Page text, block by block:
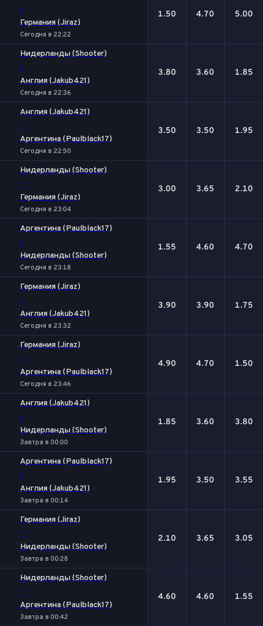
-
Германия (Jiraz)
Сегодня в 22:22
1.50 4.70 5.00
Нидерланды (Shooter)
-
Англия (Jakub421)
Сегодня в 22:36
3.80 3.60 1.85
Англия (Jakub421)
-
Аргентина (Paulblack17)
Сегодня в 22:50
3.50 3.50 1.95
Нидерланды (Shooter)
-
Германия (Jiraz)
Сегодня в 23:04
3.00 3.65 2.10
Аргентина (Paulblack17)
-
Нидерланды (Shooter)
Сегодня в 23:18
1.55 4.60 4.70
Германия (Jiraz)
-
Англия (Jakub421)
Сегодня в 23:32
3.90 3.90 1.75
Германия (Jiraz)
-
Аргентина (Paulblack17)
Сегодня в 23:46
4.90 4.70 1.50
Англия (Jakub421)
-
Нидерланды (Shooter)
Завтра в 00:00
1.85 3.60 3.80
Аргентина (Paulblack17)
-
Англия (Jakub421)
Завтра в 00:14
1.95 3.50 3.55
Германия (Jiraz)
-
Нидерланды (Shooter)
Завтра в 00:28
2.10 3.65 3.05
Нидерланды (Shooter)
-
Аргентина (Paulblack17)
Завтра в 00:42
4.60 4.60 1.55